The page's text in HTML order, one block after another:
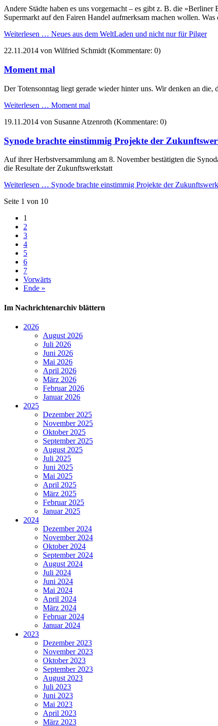
Andere Städte haben es uns vorgemacht – es gibt z. B. die
Supermarkt auf den Fairen Handel aufmerksam machen wollen.
Weiterlesen … Neues aus dem WeltLaden und nicht nur für Pilger
22.11.2014 von Wilfried Schmidt (Kommentare: 0)
Moment mal
Der Totensonntag liegt gerade wieder hinter uns. Wir denken an die,
Weiterlesen … Moment mal
19.11.2014 von Susanne Atzenroth (Kommentare: 0)
Synode brachte einstimmig Projekte der
Auf ihrer Herbstversammlung am 8. November bestätigten die
die Resultate der Zukunftswerkstatt
Weiterlesen … Synode brachte einstimmig Projekte der
Seite 1 von 10
1
2
3
4
5
6
7
Vorwärts
Ende »
Im Nachrichtenarchiv blättern
2026
August 2026
Juli 2026
Juni 2026
Mai 2026
April 2026
März 2026
Februar 2026
Januar 2026
2025
Dezember 2025
November 2025
Oktober 2025
September 2025
August 2025
Juli 2025
Juni 2025
Mai 2025
April 2025
März 2025
Februar 2025
Januar 2025
2024
Dezember 2024
November 2024
Oktober 2024
September 2024
August 2024
Juli 2024
Juni 2024
Mai 2024
April 2024
März 2024
Februar 2024
Januar 2024
2023
Dezember 2023
November 2023
Oktober 2023
September 2023
August 2023
Juli 2023
Juni 2023
Mai 2023
April 2023
März 2023